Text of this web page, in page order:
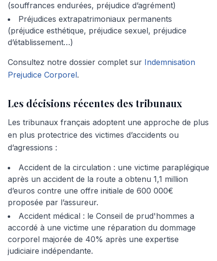
(souffrances endurées, préjudice d’agrément)
Préjudices extrapatrimoniaux permanents
(préjudice esthétique, préjudice sexuel, préjudice
d’établissement…)
Consultez notre dossier complet sur Indemnisation
Prejudice Corporel.
Les décisions récentes des tribunaux
Les tribunaux français adoptent une approche de plus
en plus protectrice des victimes d’accidents ou
d’agressions :
Accident de la circulation : une victime paraplégique
après un accident de la route a obtenu 1,1 million
d’euros contre une offre initiale de 600 000€
proposée par l’assureur.
Accident médical : le Conseil de prud'hommes a
accordé à une victime une réparation du dommage
corporel majorée de 40% après une expertise
judiciaire indépendante.